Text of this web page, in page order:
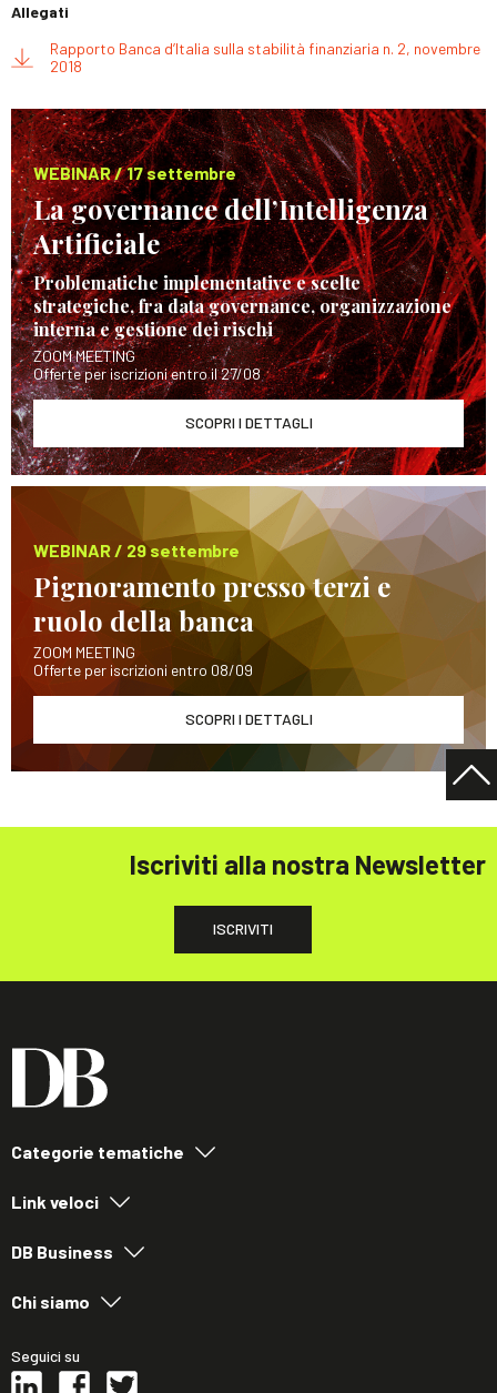
Allegati
Rapporto Banca d’Italia sulla stabilità finanziaria n. 2, novembre
2018
WEBINAR / 17 settembre
La governance dell’Intelligenza
Artificiale
Problematiche implementative e scelte
strategiche, fra data governance, organizzazione
interna e gestione dei rischi
ZOOM MEETING
Offerte per iscrizioni entro il 27/08
SCOPRI I DETTAGLI
WEBINAR / 29 settembre
Pignoramento presso terzi e
ruolo della banca
ZOOM MEETING
Offerte per iscrizioni entro 08/09
SCOPRI I DETTAGLI
Iscriviti alla nostra Newsletter
ISCRIVITI
Categorie tematiche
Link veloci
DB Business
Chi siamo
Seguici su